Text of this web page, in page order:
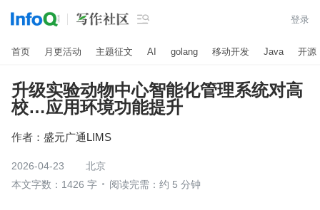
 登录
首页 月更活动 主题征文 AI golang 移动开发 Java 开源
升级实验动物中心智能化管理系统对高
校…应用环境功能提升
作者： 盛元广通LIMS
2026-04-23
北京
本文字数：1426 字
阅读完需：约 5 分钟